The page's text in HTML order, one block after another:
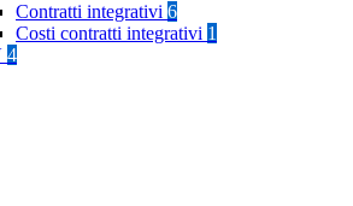
Contratti integrativi 6
Costi contratti integrativi 1
4